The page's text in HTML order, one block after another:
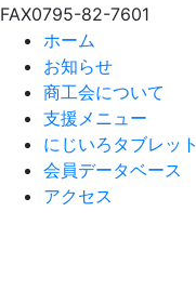
FAX0795-82-7601
ホーム
お知らせ
商工会について
支援メニュー
にじいろタブレット
会員データベース
アクセス